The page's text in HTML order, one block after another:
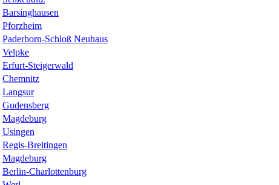
Barsinghausen
Pforzheim
Paderborn-Schloß Neuhaus
Velpke
Erfurt-Steigerwald
Chemnitz
Langsur
Gudensberg
Magdeburg
Usingen
Regis-Breitingen
Magdeburg
Berlin-Charlottenburg